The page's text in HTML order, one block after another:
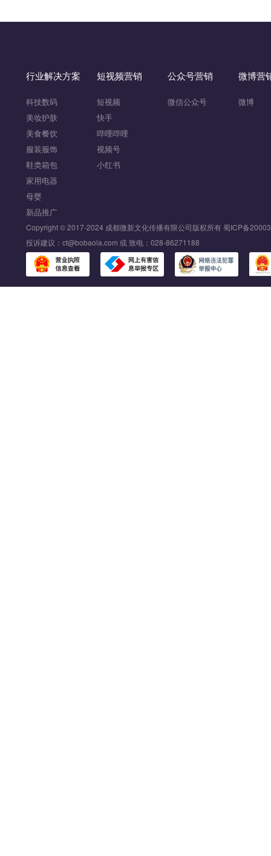
行业解决方案
科技数码
美妆护肤
美食餐饮
服装服饰
鞋类箱包
家用电器
母婴
新品推广
短视频营销
短视频
快手
哔哩哔哩
视频号
小红书
公众号营销
微信公众号
微博营
微博
Copyright © 2017-2024 成都微新文化传播有限公司版权所有蜀ICP备
投诉建议：ct@bobaola.com 或 致电：028-86271188